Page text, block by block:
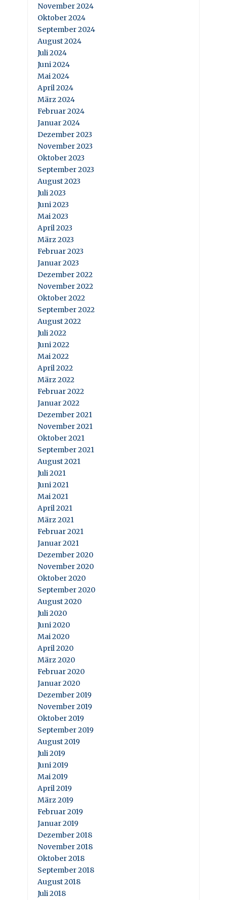
November 2024
Oktober 2024
September 2024
August 2024
Juli 2024
Juni 2024
Mai 2024
April 2024
März 2024
Februar 2024
Januar 2024
Dezember 2023
November 2023
Oktober 2023
September 2023
August 2023
Juli 2023
Juni 2023
Mai 2023
April 2023
März 2023
Februar 2023
Januar 2023
Dezember 2022
November 2022
Oktober 2022
September 2022
August 2022
Juli 2022
Juni 2022
Mai 2022
April 2022
März 2022
Februar 2022
Januar 2022
Dezember 2021
November 2021
Oktober 2021
September 2021
August 2021
Juli 2021
Juni 2021
Mai 2021
April 2021
März 2021
Februar 2021
Januar 2021
Dezember 2020
November 2020
Oktober 2020
September 2020
August 2020
Juli 2020
Juni 2020
Mai 2020
April 2020
März 2020
Februar 2020
Januar 2020
Dezember 2019
November 2019
Oktober 2019
September 2019
August 2019
Juli 2019
Juni 2019
Mai 2019
April 2019
März 2019
Februar 2019
Januar 2019
Dezember 2018
November 2018
Oktober 2018
September 2018
August 2018
Juli 2018